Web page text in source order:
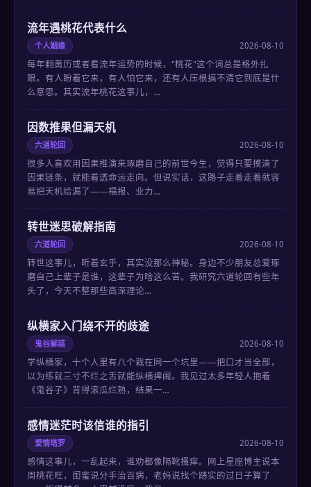
流年遇桃花代表什么
个人姻缘 2026-08-10
每年翻黄历或者看流年运势的时候，"桃花"这个词总是格外扎
眼。有人盼着它来，有人怕它来，还有人压根搞不清它到底是什
么意思。其实流年桃花这事儿，…
因数推果但漏天机
六道轮回 2026-08-10
很多人喜欢用因果推演来琢磨自己的前世今生，觉得只要摸清了
因果链条，就能看透命运走向。但说实话，这路子走着走着就容
易把天机给漏了——福报、业力…
转世迷思破解指南
六道轮回 2026-08-10
转世这事儿，听着玄乎，其实没那么神秘。身边不少朋友总爱琢
磨自己上辈子是谁，这辈子为啥这么苦。我研究六道轮回有些年
头了，今天不整那些高深理论…
纵横家入门绕不开的歧途
鬼谷解惑 2026-08-10
学纵横家，十个人里有八个栽在同一个坑里——把口才当全部，
以为练就三寸不烂之舌就能纵横捭阖。我见过太多年轻人抱着
《鬼谷子》背得滚瓜烂熟，结果一…
感情迷茫时该信谁的指引
爱情塔罗 2026-08-10
感情这事儿，一乱起来，谁劝都像隔靴搔痒。网上星座博主说本
周桃花旺，闺蜜说分手治百病，老妈说找个踏实的过日子算了